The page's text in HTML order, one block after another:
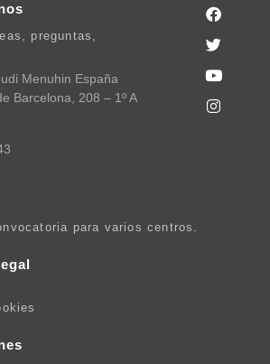
preguntas,
Menuhin España
Barcelona, 208 – 1º A
para varios centros.